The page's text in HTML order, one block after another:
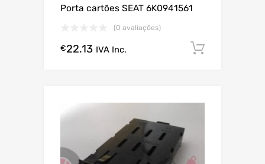
Porta cartões SEAT 6K0941561
(0 avaliações)
€22.13 IVA Inc.